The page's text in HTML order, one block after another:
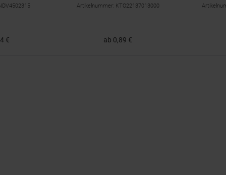
€
Artikelnummer: KTO22137013000
ab 0,89 €